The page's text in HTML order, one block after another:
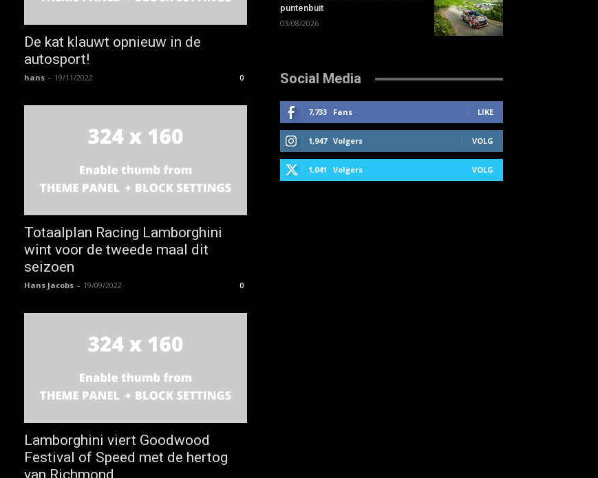
De kat klauwt opnieuw in de
autosport!
hans - 19/11/2022 0
Totaalplan Racing Lamborghini
wint voor de tweede maal dit
seizoen
Hans Jacobs - 19/09/2022 0
Lamborghini viert Goodwood
Festival of Speed met de hertog
van Richmond
puntenbuit
03/08/2026
Social Media
7,733 Fans LIKE
1,947 Volgers VOLG
1,041 Volgers VOLG